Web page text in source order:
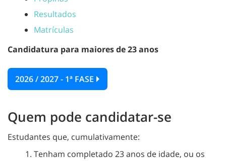
Resultados
Matrículas
Candidatura para maiores de 23 anos
2026 / 2027 - 1ª FASE
Quem pode candidatar-se
Estudantes que, cumulativamente:
Tenham completado 23 anos de idade, ou os